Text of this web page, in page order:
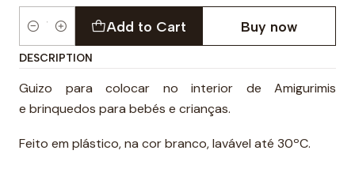
Quantity
Add to Cart Buy now
DESCRIPTION
Guizo para colocar no interior de Amigurimis
e brinquedos para bebés e crianças.
Feito em plástico, na cor branco, lavável até 30ºC.